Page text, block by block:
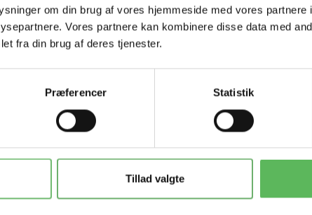
om din brug af vores hjemmeside med vores partnere
Vores partnere kan kombinere disse data med
fra din brug af deres tjenester.
Præferencer Statistik
Tillad valgtePopulær